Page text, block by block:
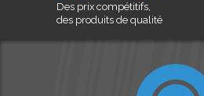
Des prix compétitifs,
des produits de qualité